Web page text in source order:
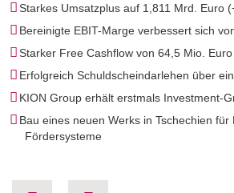
Starkes Umsatzplus auf 1,811 Mrd. Euro (
Bereinigte EBIT-Marge verbessert sich
Starker Free Cashflow von 64,5 Mio. Euro
Erfolgreich Schuldscheindarlehen über
KION Group erhält erstmals Investment-
Bau eines neuen Werks in Tschechien für
Fördersysteme